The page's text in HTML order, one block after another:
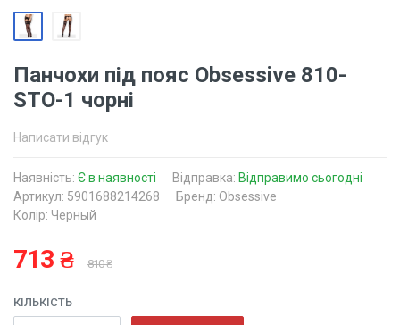
Панчохи під пояс Obsessive 810-
STO-1 чорні
Написати відгук
Наявність: Є в наявності Відправка: Відправимо сьогодні
Артикул: 5901688214268
Бренд: Obsessive
Колір: Черный
713 ₴ 810 ₴
КІЛЬКІСТЬ